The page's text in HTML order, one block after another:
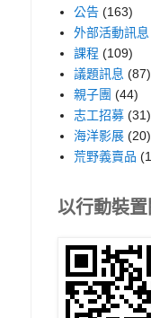
公告 (163)
外部活動訊息
課程 (109)
議題訊息 (87)
親子團 (44)
志工招募 (31)
海洋影展 (20)
荒野義賣品
以行動裝